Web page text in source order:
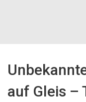
auf Gleis –